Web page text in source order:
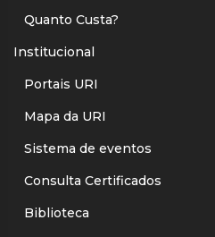
Quanto Custa?
Institucional
Portais URI
Mapa da URI
Sistema de eventos
Consulta Certificados
Biblioteca